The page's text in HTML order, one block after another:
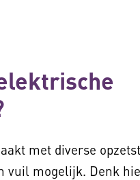
met diverse
mogelijk. Denk